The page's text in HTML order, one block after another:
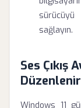
sağlayın.
Ses Çıkış
Windows 11